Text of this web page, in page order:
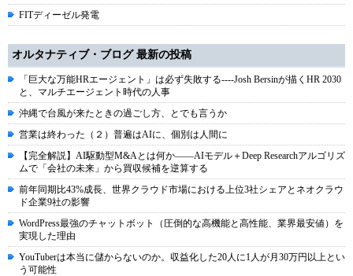
FITディーゼル発電
オルタナティブ・ブログ 最新の投稿
「巨大な万能HRエージェント」は必ず失敗する----Josh Bersinが描くHR 2030
と、マルチエージェント時代の人事
沖縄で台風が来たときの過ごし方、とでも言うか
営業は終わった（２）普遍はAIに、個別は人間に
【完全解説】AI駆動型M&Aとは何か――AIモデル＋Deep Researchアルゴリズ
ムで「会社の未来」から買収候補を逆算する
前年同期比43%成長、世界クラウド市場における上位3社シェアとネオクラウ
ド企業9社の影響
WordPress最強のチャットボット（圧倒的な高機能と高性能、業界最安値）を
実現した理由
YouTuberは本当に儲からないのか。収益化した20人に1人が月30万円以上とい
う可能性